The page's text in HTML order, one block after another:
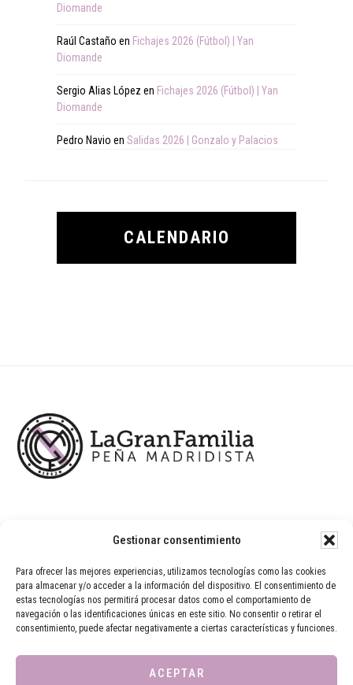
Gestionar consentimiento
Para ofrecer las mejores experiencias, utilizamos tecnologías como las cookies
para almacenar y/o acceder a la información del dispositivo. El consentimiento de
estas tecnologías nos permitirá procesar datos como el comportamiento de
navegación o las identificaciones únicas en este sitio. No consentir o retirar el
consentimiento, puede afectar negativamente a ciertas características y funciones.
ACEPTAR
Diomande
Raúl Castaño en Fichajes 2026 (Fútbol) | Yan
Diomande
Sergio Alias López en Fichajes 2026 (Fútbol) | Yan
Diomande
Pedro Navio en Salidas 2026 | Gonzalo y Palacios
CALENDARIO